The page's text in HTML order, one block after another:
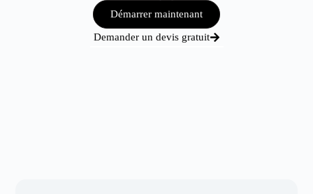
Démarrer maintenant
Demander un devis gratuit